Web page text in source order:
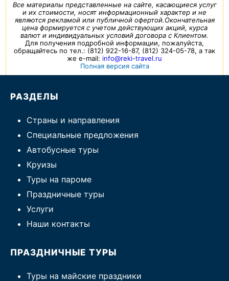
Все материалы представленные на сайте, касающиеся услуг
и их стоимости, носят информационный характер и не
являются рекламой или публичной офертой.Окончательная
цена формируется с учетом действующих акций, курса
валют и индивидуальных условий договора с Клиентом.
Для получения подробной информации, пожалуйста,
обращайтесь по тел.: (812) 922-16-87, (812) 324-05-78, а так
же e-mail: info@reki-travel.ru
Полная версия сайта
РАЗДЕЛЫ
Страны и направления
Специальные предложения
Автобусные туры
Круизы
Туры на пароме
Праздничные туры
Услуги
Наши контакты
ПРАЗДНИЧНЫЕ ТУРЫ
Туры на майские праздники